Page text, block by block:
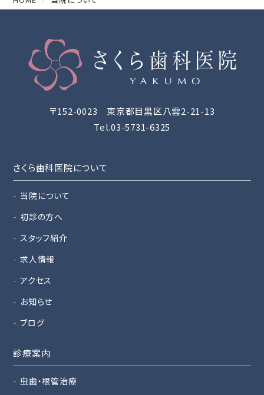
〒152-0023 東京都目黒区八雲2-21-13
Tel.03-5731-6325
さくら歯科医院について
当院について
初診の方へ
スタッフ紹介
求人情報
アクセス
お知らせ
ブログ
診療案内
虫歯・根管治療